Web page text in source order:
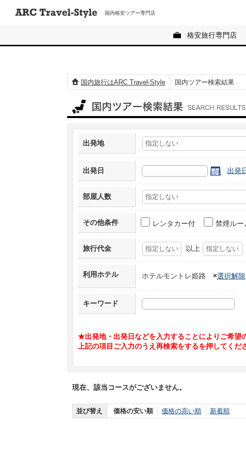
国内格安ツアー専門店
格安旅行専門店
国内旅行はARC Travel-Style 国内ツアー検索結果
出発地
出発日 出発
部屋人数
その他条件 レンタカー付 禁煙ルー
旅行代金 以上
利用ホテル ホテルモントレ姫路 ×選択解除
キーワード
★出発地・出発日などを入力することによりご希望
上記の項目ご入力のうえ再検索をするを押してくだ
現在、該当コースがございません。
並び替え 価格の安い順 価格の高い順 新着順